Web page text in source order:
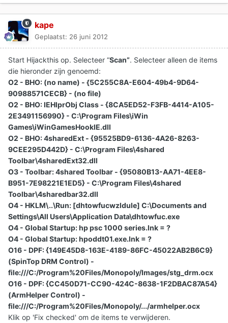
kape
Geplaatst: 26 juni 2012
Start Hijackthis op. Selecteer “Scan”. Selecteer alleen de items
die hieronder zijn genoemd:
O2 - BHO: (no name) - {5C255C8A-E604-49b4-9D64-
90988571CECB} - (no file)
O2 - BHO: IEHlprObj Class - {8CA5ED52-F3FB-4414-A105-
2E3491156990} - C:\Program Files\iWin
Games\iWinGamesHookIE.dll
O2 - BHO: 4sharedExt - {95525BD9-6136-4A26-8263-
9CEE295D442D} - C:\Program Files\4shared
Toolbar\4sharedExt32.dll
O3 - Toolbar: 4shared Toolbar - {95080B13-AA71-4EE8-
B951-7E98221E1ED5} - C:\Program Files\4shared
Toolbar\4sharedbar32.dll
O4 - HKLM\..\Run: [dhtowfucwzldule] C:\Documents and
Settings\All Users\Application Data\dhtowfuc.exe
O4 - Global Startup: hp psc 1000 series.lnk = ?
O4 - Global Startup: hpoddt01.exe.lnk = ?
O16 - DPF: {149E45D8-163E-4189-86FC-45022AB2B6C9}
(SpinTop DRM Control) -
file:///C:/Program%20Files/Monopoly/Images/stg_drm.ocx
O16 - DPF: {CC450D71-CC90-424C-8638-1F2DBAC87A54}
(ArmHelper Control) -
file:///C:/Program%20Files/Monopoly/.../armhelper.ocx
Klik op 'Fix checked' om de items te verwijderen.